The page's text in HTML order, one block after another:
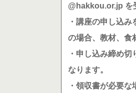
@hakkou.or.jp を
・講座の申し込
の場合、教材、食
・申し込み締め
なります。
・領収書が必要